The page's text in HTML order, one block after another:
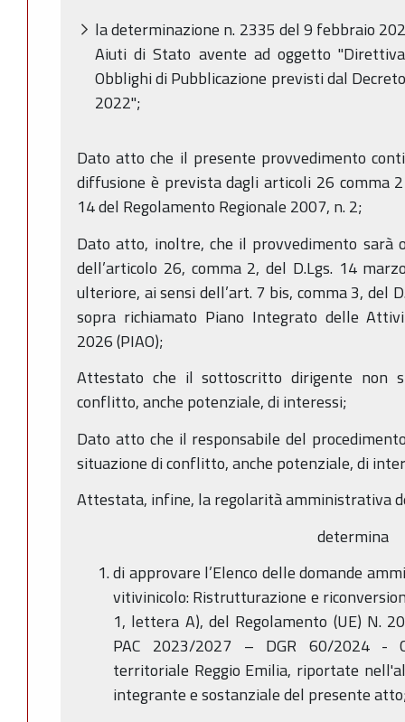
la determinazione n. 2335 del 9 febbraio
Aiuti di Stato avente ad oggetto
Obblighi di Pubblicazione previsti dal
2022";
Dato atto che il presente provvedimento
diffusione è prevista dagli articoli 26 comma
14 del Regolamento Regionale 2007, n. 2;
Dato atto, inoltre, che il provvedimento sarà
dell’articolo 26, comma 2, del D.Lgs. 14
ulteriore, ai sensi dell’art. 7 bis, comma 3, del
sopra richiamato Piano Integrato delle
2026 (PIAO);
Attestato che il sottoscritto dirigente non
conflitto, anche potenziale, di interessi;
Dato atto che il responsabile del
situazione di conflitto, anche potenziale, di
Attestata, infine, la regolarità amministrativa
determina
di approvare l’Elenco delle domande
vitivinicolo: Ristrutturazione e
1, lettera A), del Regolamento (UE) N.
PAC 2023/2027 – DGR 60/2024 -
territoriale Reggio Emilia, riportate
integrante e sostanziale del presente